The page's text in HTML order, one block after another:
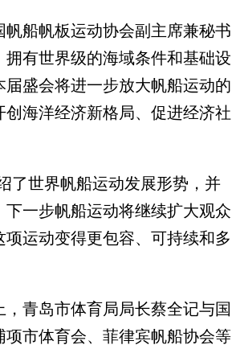
船帆板运动协会副主席兼秘书
有世界级的海域条件和基础设
盛会将进一步放大帆船运动的
海洋经济新格局、促进经济社
世界帆船运动发展形势，并
一步帆船运动将继续扩大观众
运动变得更包容、可持续和多
青岛市体育局局长蔡全记与国
市体育会、菲律宾帆船协会等